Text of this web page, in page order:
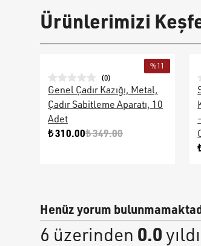
Ürünlerimizi
%11
(0)
Genel Çadır Kazığı, Metal,
Çadır Sabitleme Aparatı, 10
Adet
₺ 310.00₺ 349.00
Henüz yorum
6 üzerinden 0.0